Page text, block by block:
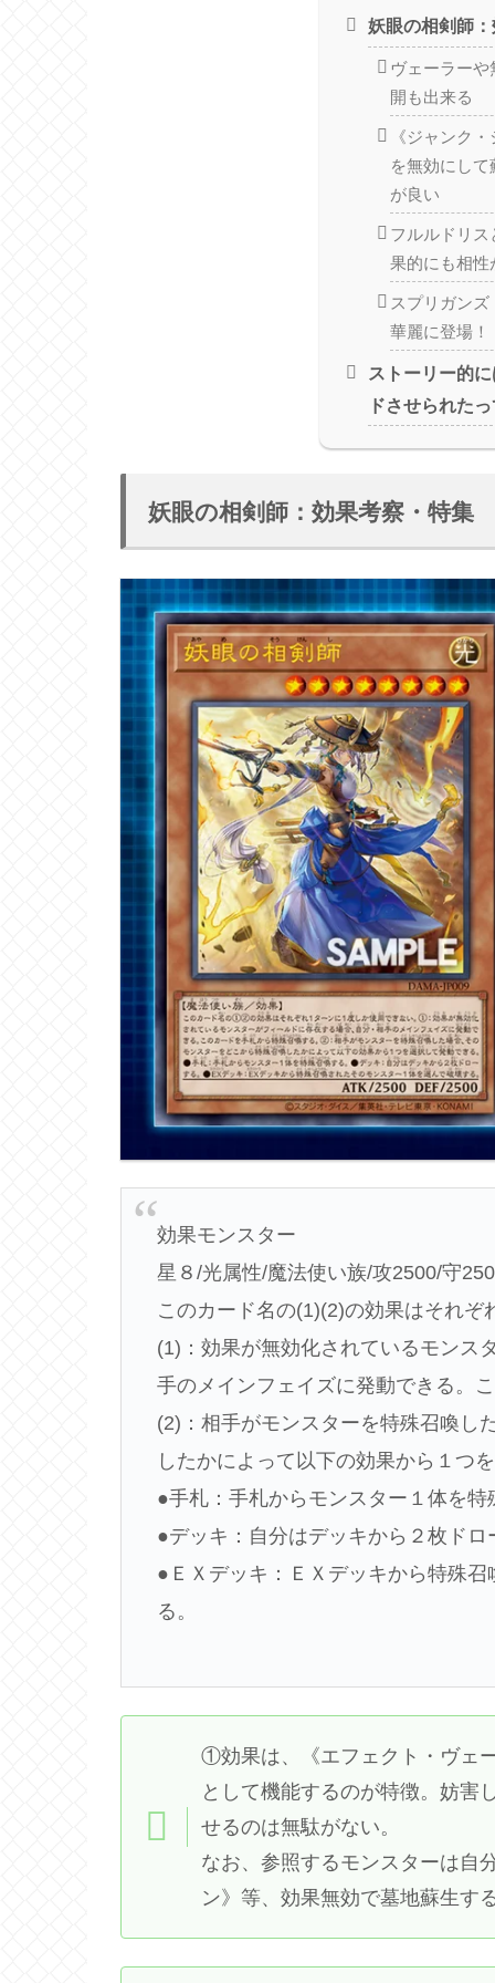
妖眼の相剣師
ヴェーラーや
開も出来る
《ジャンク
を無効にし
が良い
フルルドリ
果的にも相性
スプリガン
華麗に登場！
ストーリー的
ドさせられた
妖眼の相剣師：効果考察・特集
効果モンスター
星８/光属性/魔法使い族/攻2500/守
このカード名の(1)(2)の効果はそれ
(1)：効果が無効化されているモンス
手のメインフェイズに発動できる。
(2)：相手がモンスターを特殊召喚し
したかによって以下の効果から１つ
●手札：手札からモンスター１体を特
●デッキ：自分はデッキから２枚ドロ
●ＥＸデッキ：ＥＸデッキから特殊
る。
①効果は、《エフェクト・ヴェ
として機能するのが特徴。妨
せるのは無駄がない。
なお、参照するモンスターは自
ン》等、効果無効で墓地蘇生す